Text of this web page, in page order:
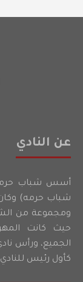
عن النادي
شباب حرمه)
ومجموعة من
حيث كانت
الجميع، ورأس
كأول رئيس